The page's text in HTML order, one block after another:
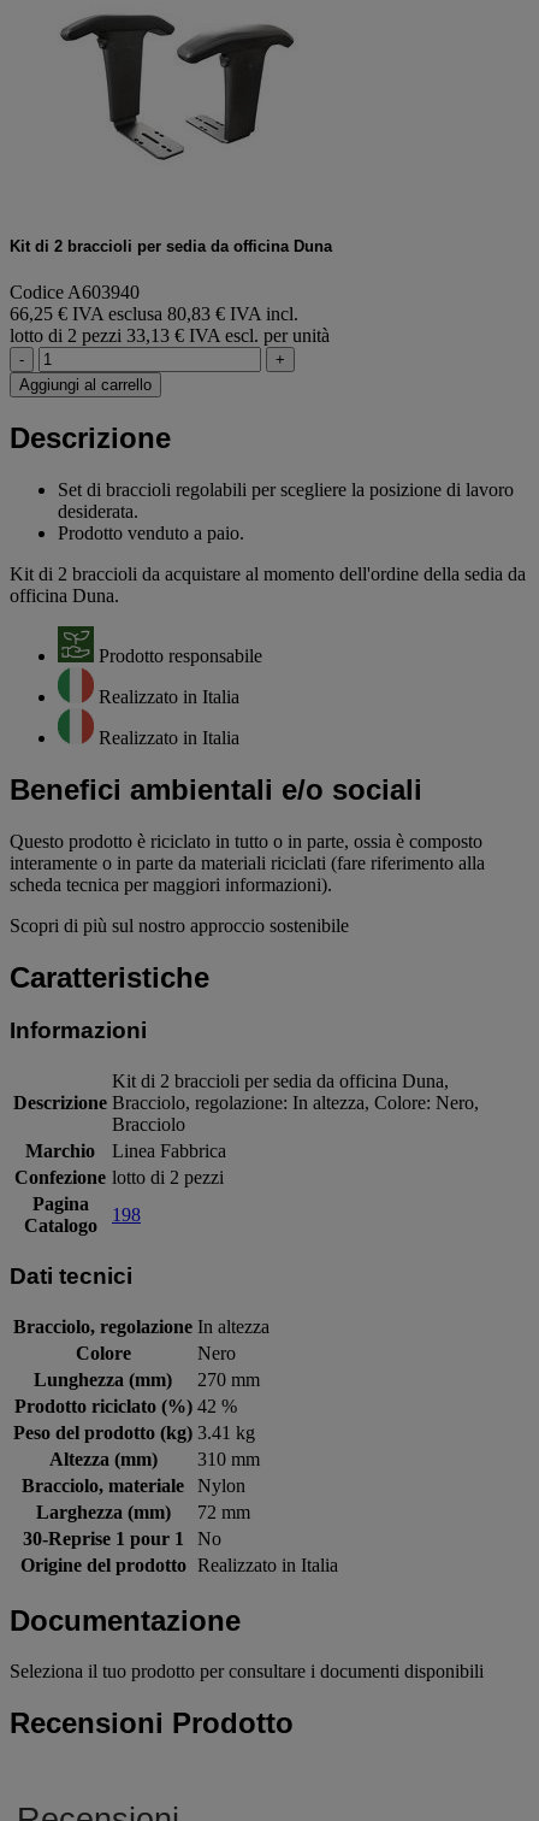
Kit di 2 braccioli per sedia da officina Duna
Codice A603940
66,25 € IVA esclusa 80,83 € IVA incl.
lotto di 2 pezzi 33,13 € IVA escl. per unità
-
+
Aggiungi al carrello
Descrizione
Set di braccioli regolabili per scegliere la posizione di lavoro
desiderata.
Prodotto venduto a paio.
Kit di 2 braccioli da acquistare al momento dell'ordine della sedia da
officina Duna.
Prodotto responsabile
Realizzato in Italia
Realizzato in Italia
Benefici ambientali e/o sociali
Questo prodotto è riciclato in tutto o in parte, ossia è composto
interamente o in parte da materiali riciclati (fare riferimento alla
scheda tecnica per maggiori informazioni).
Scopri di più sul nostro approccio sostenibile
Caratteristiche
Informazioni
Descrizione
Kit di 2 braccioli per sedia da officina Duna,
Bracciolo, regolazione: In altezza, Colore: Nero,
Bracciolo
Marchio
Linea Fabbrica
Confezione lotto di 2 pezzi
Pagina
Catalogo
198
Dati tecnici
Bracciolo, regolazione In altezza
Colore
Nero
Lunghezza (mm)
270 mm
Prodotto riciclato (%) 42 %
Peso del prodotto (kg) 3.41 kg
Altezza (mm)
310 mm
Bracciolo, materiale
Nylon
Larghezza (mm)
72 mm
30-Reprise 1 pour 1
No
Origine del prodotto Realizzato in Italia
Documentazione
Seleziona il tuo prodotto per consultare i documenti disponibili
Recensioni Prodotto